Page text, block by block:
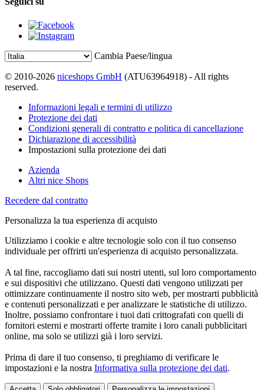
Cambia Paese/lingua
© 2010-2026 niceshops GmbH (ATU63964918) - All rights
reserved.
Informazioni legali e termini di utilizzo
Protezione dei dati
Condizioni generali di contratto e politica di cancellazione
Dichiarazione di accessibilità
Impostazioni sulla protezione dei dati
Azienda
Altri nice Shops
Recedere dal contratto
Personalizza la tua esperienza di acquisto
Utilizziamo i cookie e altre tecnologie solo con il tuo consenso
individuale per offrirti un'esperienza di acquisto personalizzata.
A tal fine, raccogliamo dati sui nostri utenti, sul loro comportamento
e sui dispositivi che utilizzano. Questi dati vengono utilizzati per
ottimizzare continuamente il nostro sito web, per mostrarti pubblicità
e contenuti personalizzati e per analizzare le statistiche di utilizzo.
Inoltre, possiamo confrontare i tuoi dati crittografati con quelli di
fornitori esterni e mostrarti offerte tramite i loro canali pubblicitari
online, ma solo se utilizzi già i loro servizi.
Prima di dare il tuo consenso, ti preghiamo di verificare le
impostazioni e la nostra Informativa sulla protezione dei dati.